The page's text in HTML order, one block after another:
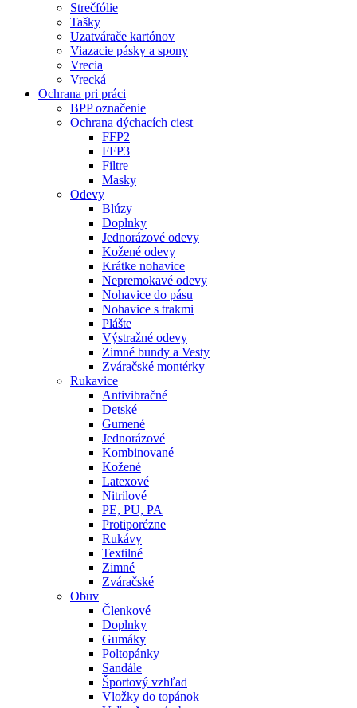
Strečfólie
Tašky
Uzatvárače kartónov
Viazacie pásky a spony
Vrecia
Vrecká
Ochrana pri práci
BPP označenie
Ochrana dýchacích ciest
FFP2
FFP3
Filtre
Masky
Odevy
Blúzy
Doplnky
Jednorázové odevy
Kožené odevy
Krátke nohavice
Nepremokavé odevy
Nohavice do pásu
Nohavice s trakmi
Plášte
Výstražné odevy
Zimné bundy a Vesty
Zváračské montérky
Rukavice
Antivibračné
Detské
Gumené
Jednorázové
Kombinované
Kožené
Latexové
Nitrilové
PE, PU, PA
Protiporézne
Rukávy
Textilné
Zimné
Zváračské
Obuv
Členkové
Doplnky
Gumáky
Poltopánky
Sandále
Športový vzhľad
Vložky do topánok